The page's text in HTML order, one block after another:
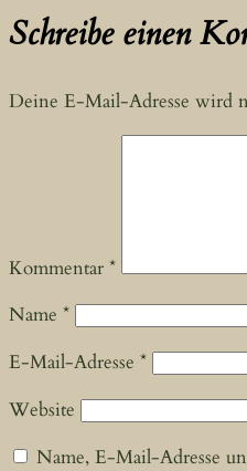
Schreibe einen
Deine E-Mail-Adresse wird
Kommentar *
Name *
E-Mail-Adresse *
Website
Name, E-Mail-Adresse